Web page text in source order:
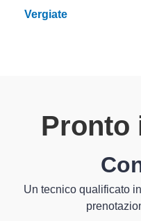
Vergiate
Pronto
Un tecnico qualificato